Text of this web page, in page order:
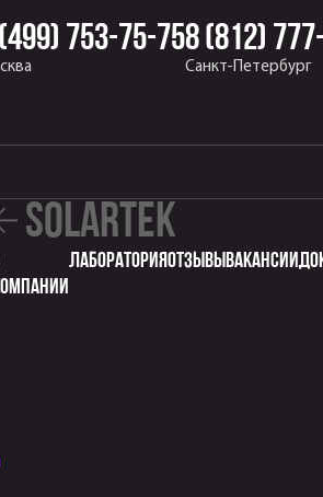
753-75-758 (812)
Санкт-Петербург
solartek
Лабораторияотзывывакансии